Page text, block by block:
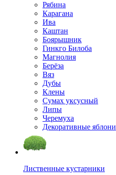
Рябина
Карагана
Ива
Каштан
Боярышник
Гинкго Билоба
Магнолия
Берёза
Вяз
Дубы
Клены
Сумах уксусный
Липы
Черемуха
Декоративные яблони
Лиственные кустарники